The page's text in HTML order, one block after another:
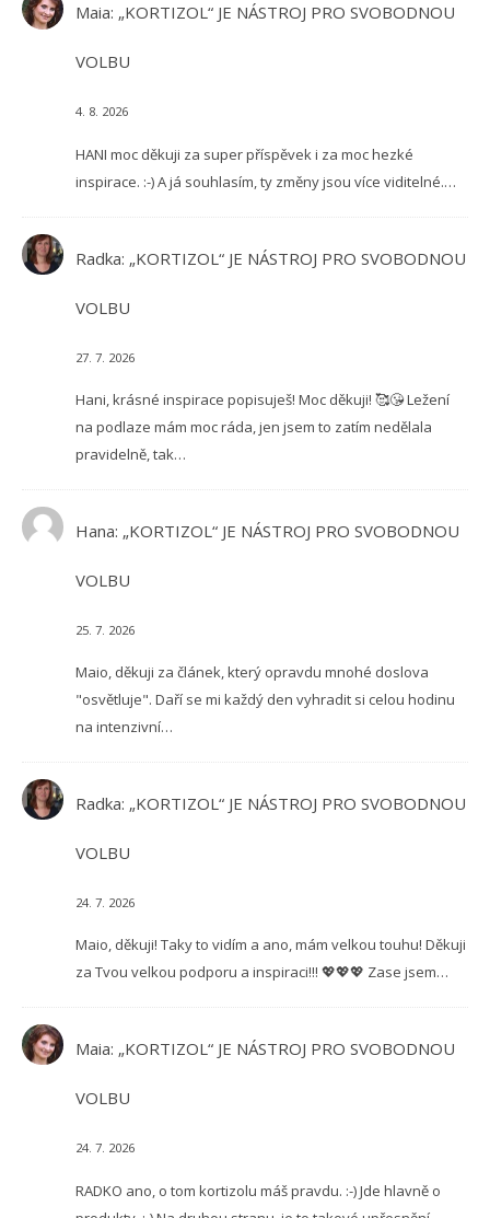
Maia: „KORTIZOL“ JE NÁSTROJ PRO SVOBODNOU
VOLBU
4. 8. 2026
HANI moc děkuji za super příspěvek i za moc hezké
inspirace. :-) A já souhlasím, ty změny jsou více viditelné.…
Radka: „KORTIZOL“ JE NÁSTROJ PRO SVOBODNOU
VOLBU
27. 7. 2026
Hani, krásné inspirace popisuješ! Moc děkuji! 🥰😘 Ležení
na podlaze mám moc ráda, jen jsem to zatím nedělala
pravidelně, tak…
Hana: „KORTIZOL“ JE NÁSTROJ PRO SVOBODNOU
VOLBU
25. 7. 2026
Maio, děkuji za článek, který opravdu mnohé doslova
"osvětluje". Daří se mi každý den vyhradit si celou hodinu
na intenzivní…
Radka: „KORTIZOL“ JE NÁSTROJ PRO SVOBODNOU
VOLBU
24. 7. 2026
Maio, děkuji! Taky to vidím a ano, mám velkou touhu! Děkuji
za Tvou velkou podporu a inspiraci!!! 💖💖💖 Zase jsem…
Maia: „KORTIZOL“ JE NÁSTROJ PRO SVOBODNOU
VOLBU
24. 7. 2026
RADKO ano, o tom kortizolu máš pravdu. :-) Jde hlavně o